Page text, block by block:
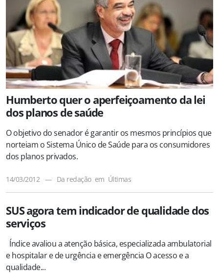
Humberto quer o aperfeiçoamento da lei
dos planos de saúde
O objetivo do senador é garantir os mesmos princípios que
norteiam o Sistema Único de Saúde para os consumidores
dos planos privados.
14/03/2012 — Da redação em Últimas
SUS agora tem indicador de qualidade dos
serviços
Índice avaliou a atenção básica, especializada ambulatorial
e hospitalar e de urgência e emergência O acesso e a
qualidade...